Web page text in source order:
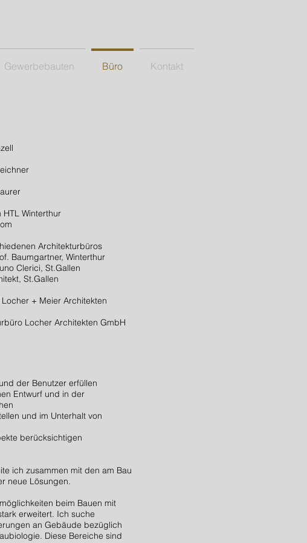
Gewerbebauten Büro Kontakt
der Benutzer erfüllen
Entwurf und in der
und im Unterhalt von
berücksichtigen
ich zusammen mit den am Bau
neue Lösungen.
beim Bauen mit
erweitert. Ich suche
an Gebäude bezüglich
Diese Bereiche sind
Winterthur
Architekturbüros
Baumgartner, Winterthur
Clerici, St.Gallen
St.Gallen
+ Meier Architekten
Locher Architekten GmbH